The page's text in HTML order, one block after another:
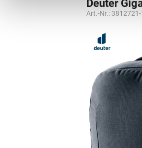
Deuter
Art.-Nr.: